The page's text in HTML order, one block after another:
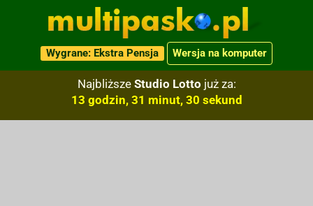
Wygrane: Ekstra Pensja Wersja na komputer
Najbliższe Studio Lotto już za:
13 godzin, 31 minut, 30 sekund